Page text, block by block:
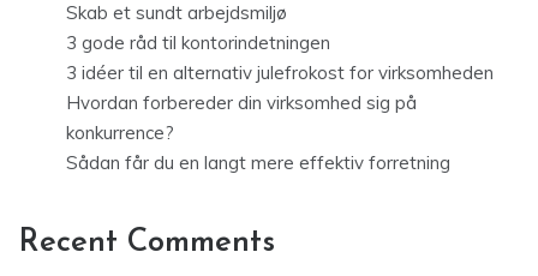
Skab et sundt arbejdsmiljø
3 gode råd til kontorindetningen
3 idéer til en alternativ julefrokost for virksomheden
Hvordan forbereder din virksomhed sig på
konkurrence?
Sådan får du en langt mere effektiv forretning
Recent Comments